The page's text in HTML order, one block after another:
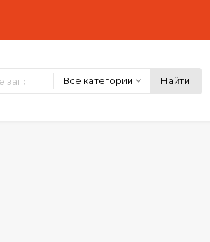
Все категории Найти